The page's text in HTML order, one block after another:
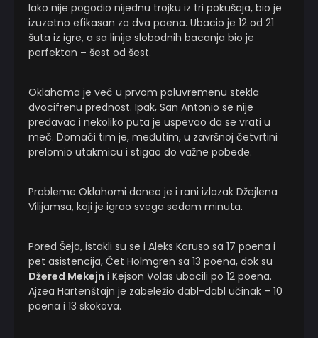
Iako nije pogodio nijednu trojku iz tri pokušaja, bio je
izuzetno efikasan za dva poena. Ubacio je 12 od 21
šuta iz igre, a sa linije slobodnih bacanja bio je
perfektan – šest od šest.
Oklahoma je već u prvom poluvremenu stekla
dvocifrenu prednost. Ipak, San Antonio se nije
predavao i nekoliko puta je uspevao da se vrati u
meč. Domaći tim je, međutim, u završnoj četvrtini
prelomio utakmicu i stigao do važne pobede.
Probleme Oklahomi doneo je i rani izlazak Džejlena
Vilijamsa, koji je igrao svega sedam minuta.
Pored Šeja, istakli su se i Aleks Karuso sa 17 poena i
pet asistencija, Čet Holmgren sa 13 poena, dok su
Džered Mekejn i Kejson Volas ubacili po 12 poena.
Ajzea Hartenštajn je zabeležio dabl-dabl učinak – 10
poena i 13 skokova.